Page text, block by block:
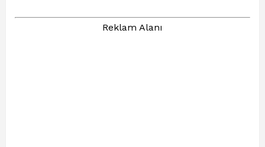
Reklam Alanı